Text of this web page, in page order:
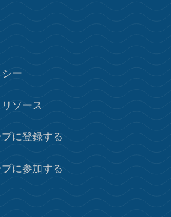
ー
ソース
に登録する
に参加する